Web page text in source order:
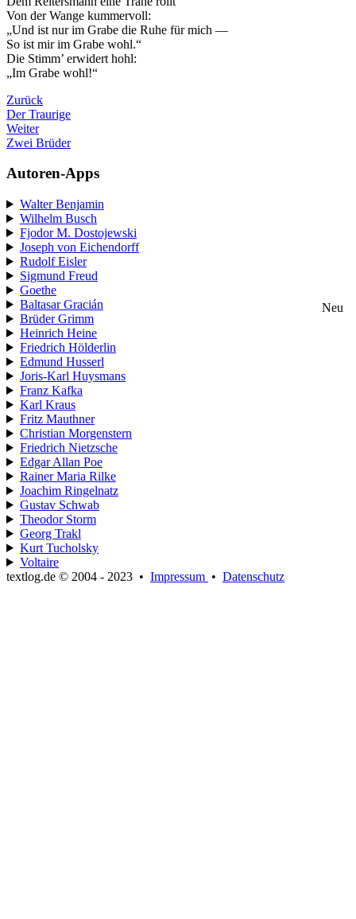
Von der Wange kummervoll:
„Und ist nur im Grabe die Ruhe für mich —
So ist mir im Grabe wohl.“
Die Stimm’ erwidert hohl:
„Im Grabe wohl!“
Zurück
Der Traurige
Weiter
Zwei Brüder
Autoren-Apps
Walter Benjamin
Wilhelm Busch
Fjodor M. Dostojewski
Joseph von Eichendorff
Rudolf Eisler
Sigmund Freud
Goethe
Baltasar Gracián
Neu
Brüder Grimm
Heinrich Heine
Friedrich Hölderlin
Edmund Husserl
Joris-Karl Huysmans
Franz Kafka
Karl Kraus
Fritz Mauthner
Christian Morgenstern
Friedrich Nietzsche
Edgar Allan Poe
Rainer Maria Rilke
Joachim Ringelnatz
Gustav Schwab
Theodor Storm
Georg Trakl
Kurt Tucholsky
Voltaire
textlog.de © 2004 - 2023 • Impressum • Datenschutz